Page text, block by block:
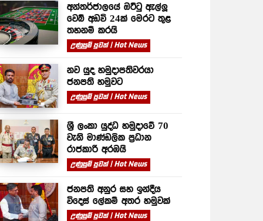
අන්තර්ජාලයේ ඔට්ටු ඇල්ලූ
වෙබ් අඩවි 24ක් මෙරට තුළ
තහනම් කරයි
උණුසුම් පුවත් | Hot News
නව යුද හමුදාපතිවරයා
ජනපති හමුවට
උණුසුම් පුවත් | Hot News
ශ්‍රී ලංකා යුද්ධ හමුදාවේ 70
වැනි මාණ්ඩලික ප්‍රධාන
රාජකාරී අරඹයි
උණුසුම් පුවත් | Hot News
ජනපති අනුර සහ ඉන්දීය
විදෙස් ලේකම් අතර හමුවක්
උණුසුම් පුවත් | Hot News